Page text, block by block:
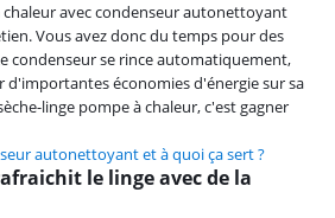
chaleur avec condenseur autonettoyant
Vous avez donc du temps pour des
condenseur se rince automatiquement,
d'importantes économies d'énergie sur sa
linge pompe à chaleur, c'est gagner
autonettoyant et à quoi ça sert ?
le linge avec de la